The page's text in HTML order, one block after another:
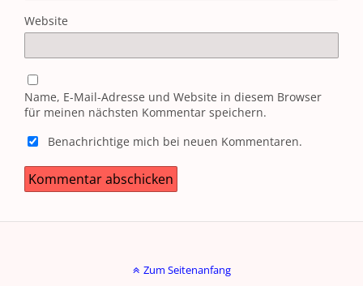
Website
Name, E-Mail-Adresse und Website in diesem Browser
für meinen nächsten Kommentar speichern.
Benachrichtige mich bei neuen Kommentaren.
Zum Seitenanfang